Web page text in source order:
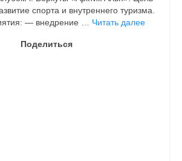
спорта и внутреннего туризма.
— внедрение … Читать далее
Поделиться